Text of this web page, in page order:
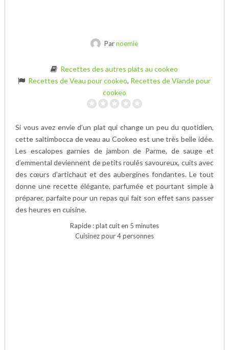
Parnoemie
Recettes des autres plats au cookeo
Recettes de Veau pour cookeo, Recettes de Viande pour
cookeo
Si vous avez envie d’un plat qui change un peu du quotidien,
cette saltimbocca de veau au Cookeo est une très belle idée.
Les escalopes garnies de jambon de Parme, de sauge et
d’emmental deviennent de petits roulés savoureux, cuits avec
des cœurs d’artichaut et des aubergines fondantes. Le tout
donne une recette élégante, parfumée et pourtant simple à
préparer, parfaite pour un repas qui fait son effet sans passer
des heures en cuisine.
Rapide : plat cuit en 5 minutes
Cuisinez pour 4 personnes